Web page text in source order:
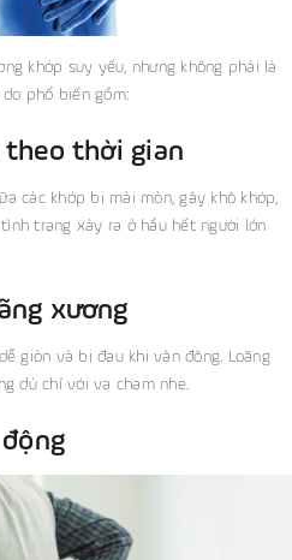
khớp suy yếu, nhưng không phải là
phổ biến gồm:
theo thời gian
các khớp bị mài mòn, gây khô khớp,
trạng xảy ra ở hầu hết người lớn
xương
giòn và bị đau khi vận động. Loãng
dù chỉ với va chạm nhẹ.